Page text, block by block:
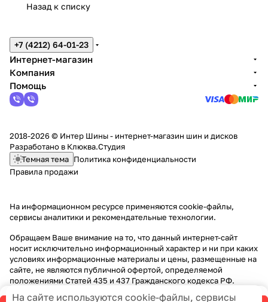
Назад к списку
+7 (4212) 64-01-23
Интернет-магазин
Компания
Помощь
2018-2026 © Интер Шины - интернет-магазин шин и дисков
Разработано в Клюква.Студия
Темная тема Политика конфиденциальности
Правила продажи
На информационном ресурсе применяютсяcookie-файлы,
сервисы аналитики и рекомендательные технологии.
Обращаем Ваше внимание на то, что данный интернет-сайт
носит исключительно информационный характер и ни при каких
условиях информационные материалы и цены, размещенные на
сайте, не являются публичной офертой, определяемой
положениями Статей 435 и 437 Гражданского кодекса РФ.
На сайте используются cookie-файлы, сервисы